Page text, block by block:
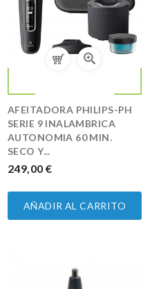
AFEITADORA PHILIPS-PH
SERIE 9 INALAMBRICA
AUTONOMIA 60 MIN.
SECO Y...
PRECIO
249,00 €
AÑADIR AL CARRITO